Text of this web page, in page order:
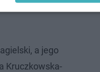
będą do
a jego
Kruczkowska-